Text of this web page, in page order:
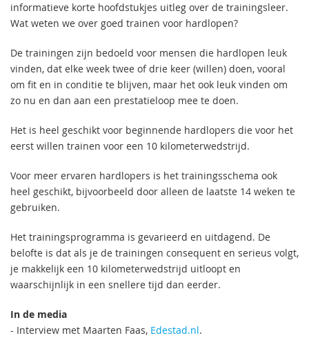
informatieve korte hoofdstukjes uitleg over de trainingsleer.
Wat weten we over goed trainen voor hardlopen?
De trainingen zijn bedoeld voor mensen die hardlopen leuk
vinden, dat elke week twee of drie keer (willen) doen, vooral
om fit en in conditie te blijven, maar het ook leuk vinden om
zo nu en dan aan een prestatieloop mee te doen.
Het is heel geschikt voor beginnende hardlopers die voor het
eerst willen trainen voor een 10 kilometerwedstrijd.
Voor meer ervaren hardlopers is het trainingsschema ook
heel geschikt, bijvoorbeeld door alleen de laatste 14 weken te
gebruiken.
Het trainingsprogramma is gevarieerd en uitdagend. De
belofte is dat als je de trainingen consequent en serieus volgt,
je makkelijk een 10 kilometerwedstrijd uitloopt en
waarschijnlijk in een snellere tijd dan eerder.
In de media
- Interview met Maarten Faas, Edestad.nl.